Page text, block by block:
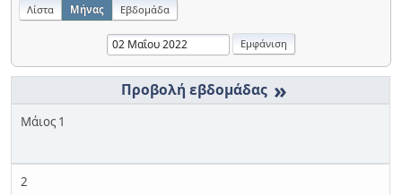
Λίστα Μήνας Εβδομάδα
»
Μάιος 1
2